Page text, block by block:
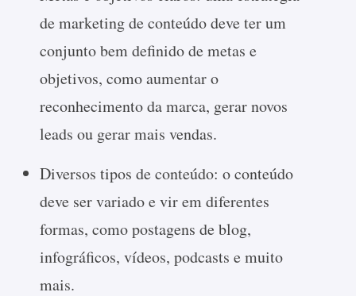
de marketing de conteúdo deve ter um
conjunto bem definido de metas e
objetivos, como aumentar o
reconhecimento da marca, gerar novos
leads ou gerar mais vendas.
Diversos tipos de conteúdo: o conteúdo
deve ser variado e vir em diferentes
formas, como postagens de blog,
infográficos, vídeos, podcasts e muito
mais.